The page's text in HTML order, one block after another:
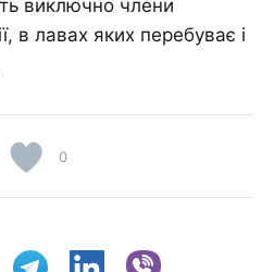
виключно члени
в лавах яких перебуває і
0